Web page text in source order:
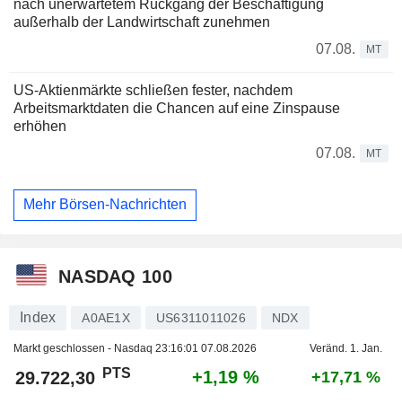
nach unerwartetem Rückgang der Beschäftigung
außerhalb der Landwirtschaft zunehmen
07.08.
MT
US-Aktienmärkte schließen fester, nachdem
Arbeitsmarktdaten die Chancen auf eine Zinspause
erhöhen
07.08.
MT
Mehr Börsen-Nachrichten
NASDAQ 100
Index A0AE1X US6311011026 NDX
Markt geschlossen - Nasdaq 23:16:01 07.08.2026 Veränd. 1. Jan.
29.722,30 PTS +1,19 % +17,71 %